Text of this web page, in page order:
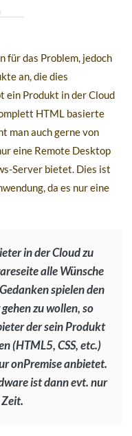
für das Problem, jedoch
an, die dies
ein Produkt in der Cloud
HTML basierte
man auch gerne von
eine Remote Desktop
Server bietet. Dies ist
da es nur eine
in der Cloud zu
alle Wünsche
spielen den
zu wollen, so
der sein Produkt
(HTML5, CSS, etc.)
onPremise anbietet.
ist dann evt. nur